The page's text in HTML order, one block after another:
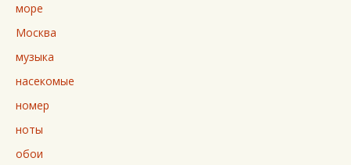
море
Москва
музыка
насекомые
номер
ноты
обои